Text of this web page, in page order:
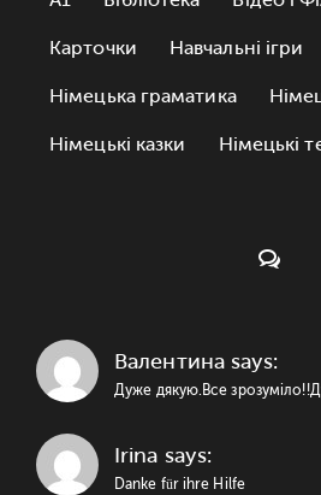
Карточки Навчальні ігри
Німецька граматика
Німецькі казки Німецькі
Валентина says:
Дуже дякую.Все
Irina says:
Danke für ihre Hilfe